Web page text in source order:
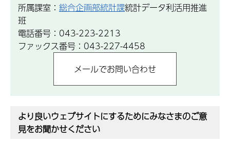
所属課室： 総合企画部統計課統計データ利活用推進
班
電話番号：043-223-2213
ファックス番号：043-227-4458
より良いウェブサイトにするためにみなさまのご意
見をお聞かせください